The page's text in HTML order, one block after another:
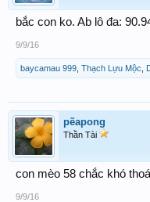
bắc con ko. Ab lô đa:
9/9/16
baycamau 999 Thạch Lựu Mộc
pẽapong
Thần Tài
con mèo 58 chắc khó
9/9/16